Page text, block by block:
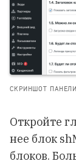
СКРИНШОТ ПАНЕЛИ
Откройте
нее блок
блоков.